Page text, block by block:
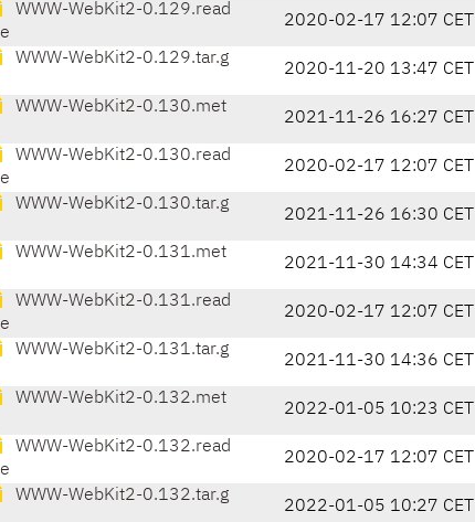
WWW-WebKit2-0.129.read
2020-02-17 12:07 CET
WWW-WebKit2-0.129.tar.g
2020-11-20 13:47 CET
WWW-WebKit2-0.130.met
2021-11-26 16:27 CET
WWW-WebKit2-0.130.read
2020-02-17 12:07 CET
WWW-WebKit2-0.130.tar.g
2021-11-26 16:30 CET
WWW-WebKit2-0.131.met
2021-11-30 14:34 CET
WWW-WebKit2-0.131.read
2020-02-17 12:07 CET
WWW-WebKit2-0.131.tar.g
2021-11-30 14:36 CET
WWW-WebKit2-0.132.met
2022-01-05 10:23 CET
WWW-WebKit2-0.132.read
2020-02-17 12:07 CET
WWW-WebKit2-0.132.tar.g
2022-01-05 10:27 CET